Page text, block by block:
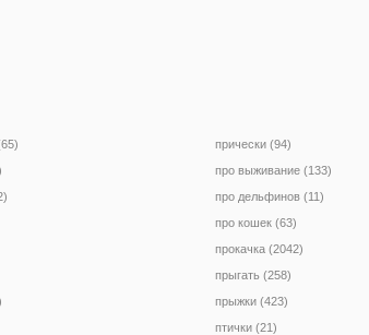
прически (94)
про выживание (133)
про дельфинов (11)
про кошек (63)
прокачка (2042)
прыгать (258)
прыжки (423)
птички (21)